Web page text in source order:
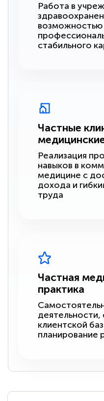
Работа в
возможностью
стабильного
Частные
Реализация
навыков в
медицине с
дохода и
труда
Частная
практика
клиентской
планирование